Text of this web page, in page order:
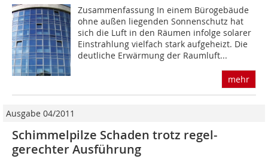
Zusammenfassung In einem Bürogebäude
ohne außen liegenden Sonnenschutz hat
sich die Luft in den Räumen infolge solarer
Einstrahlung vielfach stark aufgeheizt. Die
deutliche Erwärmung der Raumluft...
mehr
Ausgabe 04/2011
Schimmelpilze Schaden trotz regel­
gerechter Ausführung